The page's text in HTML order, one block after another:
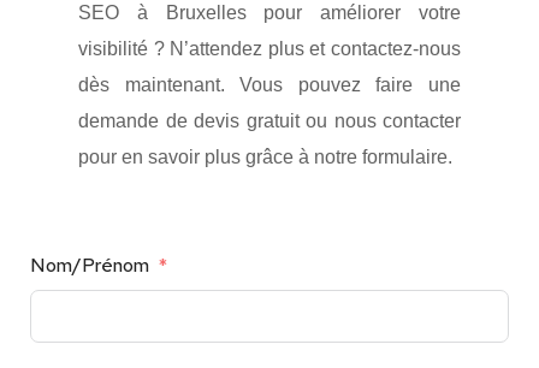
SEO à Bruxelles pour améliorer votre
visibilité ? N’attendez plus et contactez-nous
dès maintenant. Vous pouvez faire une
demande de devis gratuit ou nous contacter
pour en savoir plus grâce à notre formulaire.
Nom/Prénom